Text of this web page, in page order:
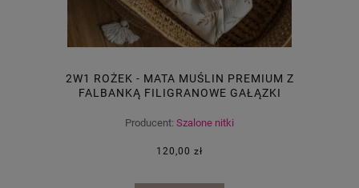
2W1 ROŻEK - MATA MUŚLIN PREMIUM Z
FALBANKĄ FILIGRANOWE GAŁĄZKI
Producent: Szalone nitki
120,00 zł